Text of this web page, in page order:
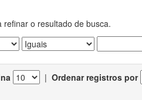
refinar o resultado de busca.
| Ordenar registros por